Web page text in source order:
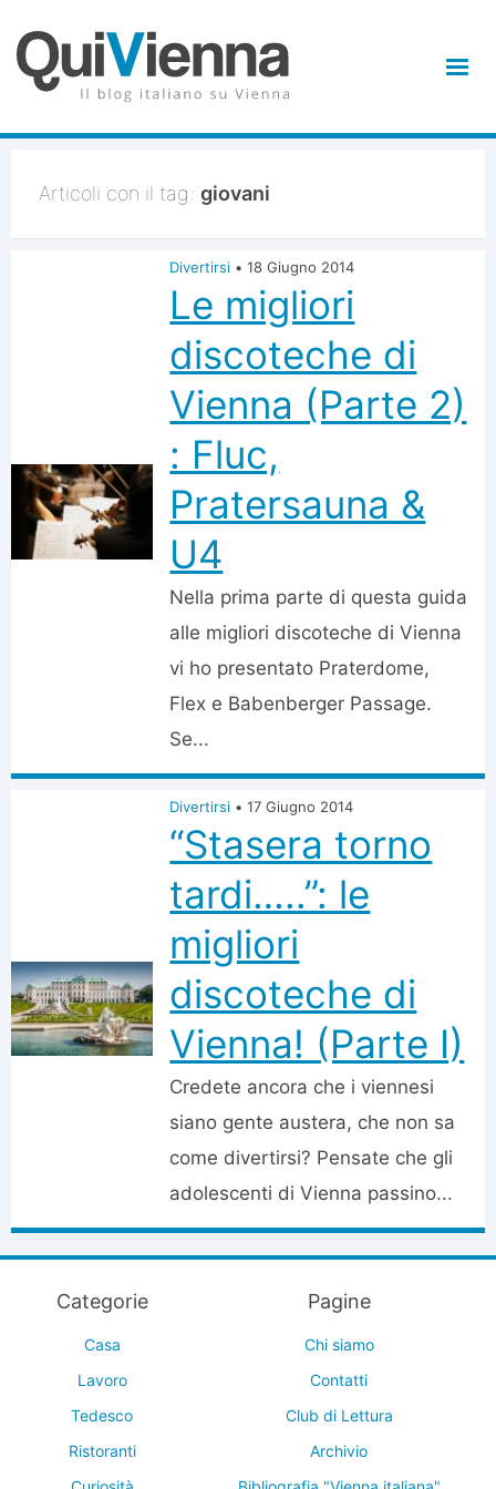
Articoli con il tag: giovani
Divertirsi • 18 Giugno 2014
Le migliori
discoteche di
Vienna (Parte 2)
: Fluc,
Pratersauna &
U4
Nella prima parte di questa guida
alle migliori discoteche di Vienna
vi ho presentato Praterdome,
Flex e Babenberger Passage.
Se...
Divertirsi • 17 Giugno 2014
“Stasera torno
tardi…..”: le
migliori
discoteche di
Vienna! (Parte I)
Credete ancora che i viennesi
siano gente austera, che non sa
come divertirsi? Pensate che gli
adolescenti di Vienna passino...
Categorie
Casa
Lavoro
Tedesco
Ristoranti
Pagine
Chi siamo
Contatti
Club di Lettura
Archivio